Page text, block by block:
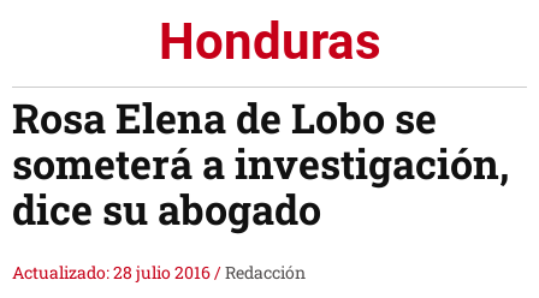
Honduras
Rosa Elena de Lobo se
someterá a investigación,
dice su abogado
Actualizado: 28 julio 2016/Redacción